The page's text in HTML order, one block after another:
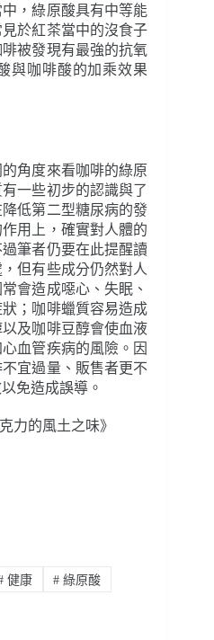
，綠原酸具有中等能
於紅茶當中的沒食子
被發現有最強的抗氧
與咖啡酸的加乘效果
角度來看咖啡的綠原
一些初步的認識與了
低第二型糖尿病的發
用上，確實對人體的
筆者仍要在此提醒讀
但有些成分仍然對人
會造成噁心、失眠、
；咖啡蠟質容易造成
及咖啡豆醇會使血液
血管疾病的風險。因
宜過量、販售者更不
免造成誤導。
力的風土之味》
健康 # 綠原酸